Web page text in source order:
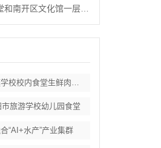
开区文化馆一层空间活化
江西省泰和县上模学校校内食堂生鲜肉类蔬菜
旅游学校幼儿园食堂
“AI+水产”产业集群